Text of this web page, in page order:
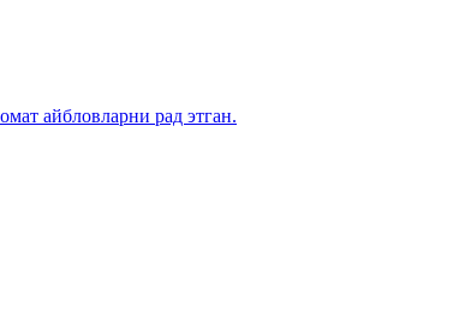
айбловларни рад этган.